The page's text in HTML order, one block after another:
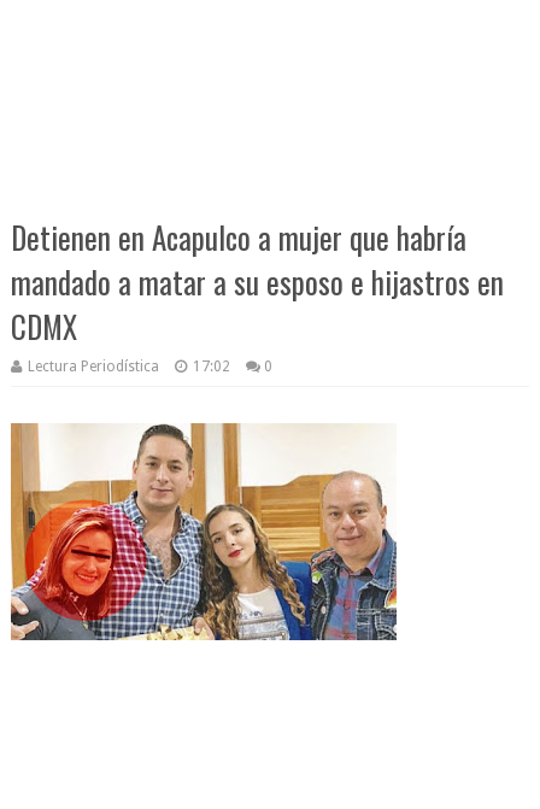
Detienen en Acapulco a mujer que habría
mandado a matar a su esposo e hijastros en
CDMX
Lectura Periodística 17:02 0